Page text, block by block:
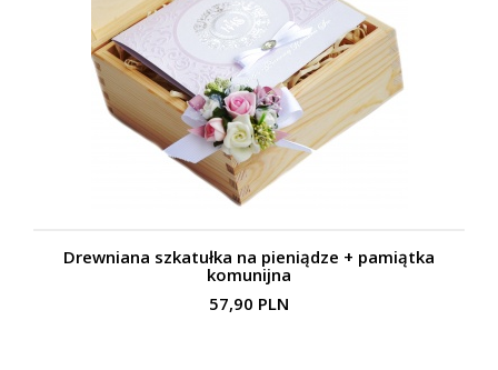
Drewniana szkatułka na pieniądze + pamiątka
komunijna
57,90 PLN